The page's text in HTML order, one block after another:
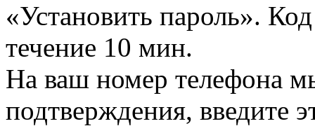
«Установить пароль».
течение 10 мин.
На ваш номер телефона
подтверждения, введите